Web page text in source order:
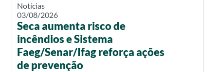
Notícias
03/08/2026
Seca aumenta risco de
incêndios e Sistema
Faeg/Senar/Ifag reforça ações
de prevenção